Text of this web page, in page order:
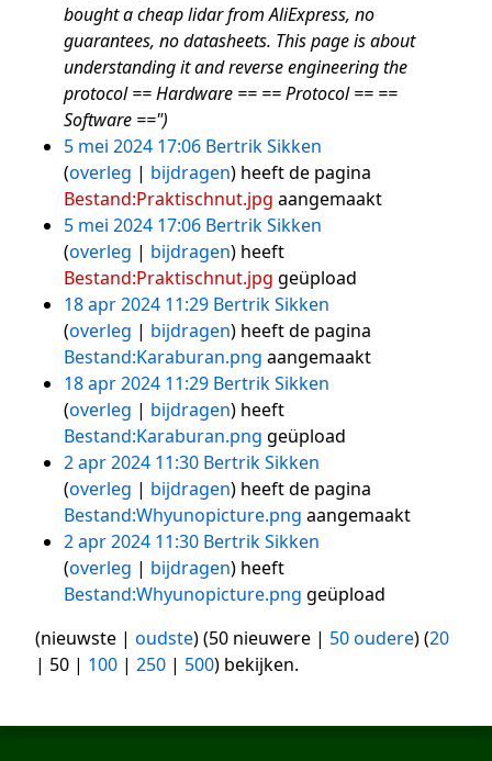
bought a cheap lidar from AliExpress, no
guarantees, no datasheets. This page is about
understanding it and reverse engineering the
protocol == Hardware == == Protocol == ==
Software ==")
5 mei 2024 17:06 Bertrik Sikken
overleg
bijdragen heeft de pagina
Bestand:Praktischnut.jpg aangemaakt
5 mei 2024 17:06 Bertrik Sikken
overleg
bijdragen heeft
Bestand:Praktischnut.jpg geüpload
18 apr 2024 11:29 Bertrik Sikken
overleg
bijdragen heeft de pagina
Bestand:Karaburan.png aangemaakt
18 apr 2024 11:29 Bertrik Sikken
overleg
bijdragen heeft
Bestand:Karaburan.png geüpload
2 apr 2024 11:30 Bertrik Sikken
overleg
bijdragen heeft de pagina
Bestand:Whyunopicture.png aangemaakt
2 apr 2024 11:30 Bertrik Sikken
overleg
bijdragen heeft
Bestand:Whyunopicture.png geüpload
(nieuwste | oudste) (50 nieuwere | 50 oudere) (20
| 50 | 100 | 250 | 500) bekijken.